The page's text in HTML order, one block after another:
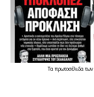
Τα πρωτοσέλιδατων